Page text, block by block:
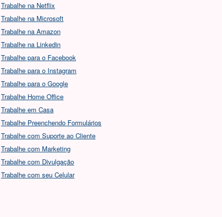
Trabalhe na Netflix
Trabalhe na Microsoft
Trabalhe na Amazon
Trabalhe na Linkedin
Trabalhe para o Facebook
Trabalhe para o Instagram
Trabalhe para o Google
Trabalhe Home Office
Trabalhe em Casa
Trabalhe Preenchendo Formulários
Trabalhe com Suporte ao Cliente
Trabalhe com Marketing
Trabalhe com Divulgação
Trabalhe com seu Celular